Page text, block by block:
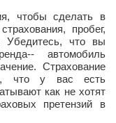
чтобы сделать в
пробег,
Убедитесь, что вы
автомобиль
Страхование
что у вас есть
как не хотят
претензий в